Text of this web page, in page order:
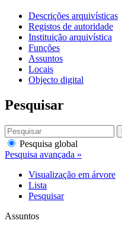
Descrições arquivísticas
Registos de autoridade
Instituição arquivística
Funções
Assuntos
Locais
Objecto digital
Pesquisar
Pesquisa global
Pesquisa avançada »
Visualização em árvore
Lista
Pesquisar
Assuntos